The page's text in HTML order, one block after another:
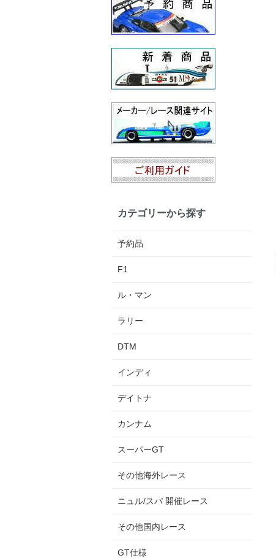
カテゴリーから探す
予約品
F1
ル・マン
ラリー
DTM
インディ
デイトナ
カンナム
スーパーGT
その他海外レース
ニュル/スパ 開催レース
その他国内レース
GT仕様